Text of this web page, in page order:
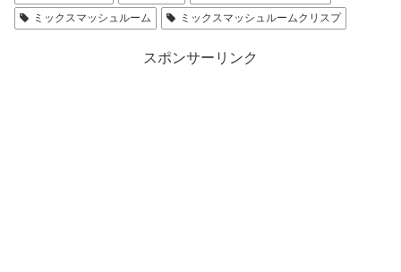
ミックスマッシュルーム
ミックスマッシュルームクリスプ
スポンサーリンク